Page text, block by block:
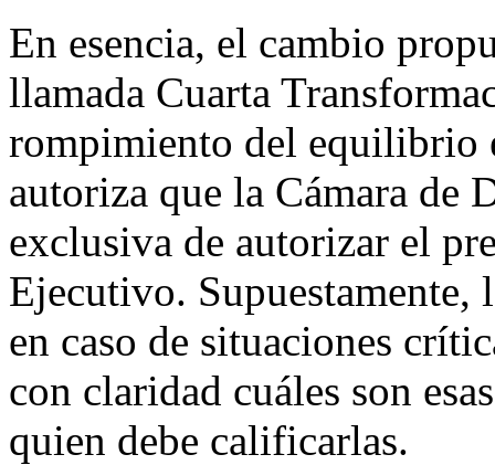
En esencia, el cambio
llamada Cuarta
rompimiento del equilibrio
autoriza que la Cámara de
exclusiva de autorizar el
Ejecutivo. Supuestamente,
en caso de situaciones
con claridad cuáles son
quien debe calificarlas.